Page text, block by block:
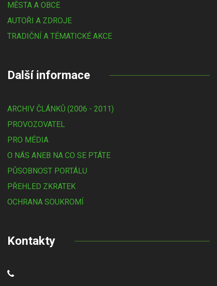
MĚSTA A OBCE
AUTOŘI A ZDROJE
TRADIČNÍ A TÉMATICKÉ AKCE
Další informace
ARCHIV ČLÁNKŮ (2006 - 2011)
PROVOZOVATEL
PRO MÉDIA
O NÁS ANEB NA CO SE PTÁTE
PŮSOBNOST PORTÁLU
PŘEHLED ZKRATEK
OCHRANA SOUKROMÍ
Kontakty